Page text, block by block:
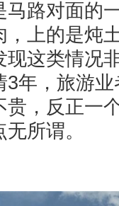
路对面的
，上的是炖
现这类情况
年，旅游
，反正一
所谓。